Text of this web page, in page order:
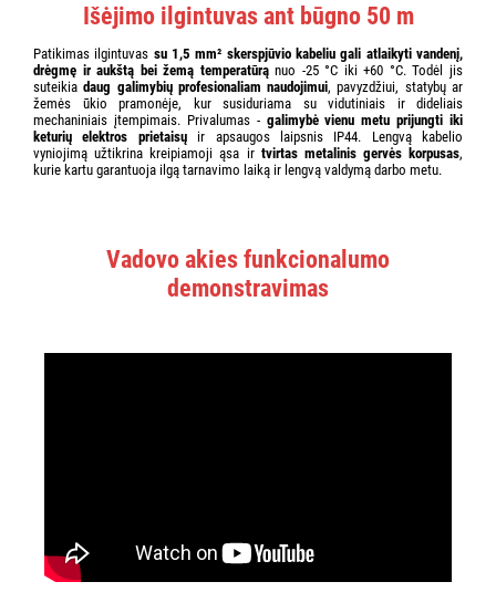
Išėjimo ilgintuvas ant būgno 50 m
Patikimas ilgintuvas su 1,5 mm² skerspjūvio kabeliu gali atlaikyti vandenį,
drėgmę ir aukštą bei žemą temperatūrąnuo -25 °C iki +60 °C. Todėl jis
suteikiadaug galimybių profesionaliam naudojimui, pavyzdžiui, statybų ar
žemės ūkio pramonėje, kur susiduriama su vidutiniais ir dideliais
mechaniniais įtempimais. Privalumas - galimybė vienu metu prijungti iki
keturių elektros prietaisųir apsaugos laipsnis IP44. Lengvą kabelio
vyniojimą užtikrina kreipiamoji ąsa ir tvirtas metalinis gervės korpusas,
kurie kartu garantuoja ilgą tarnavimo laiką ir lengvą valdymą darbo metu.
Vadovo akies funkcionalumo
demonstravimas